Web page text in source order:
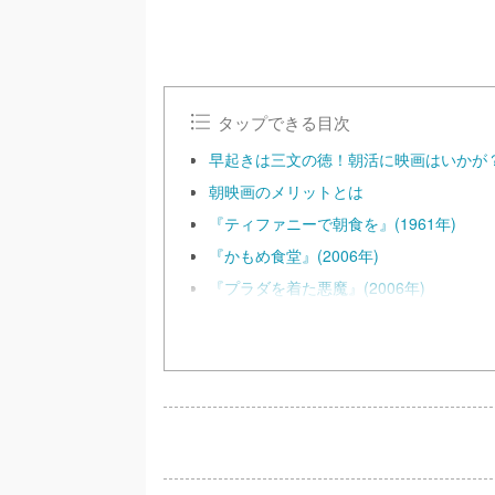
タップできる目次
早起きは三文の徳！朝活に映画はいかが
朝映画のメリットとは
『ティファニーで朝食を』(1961年)
『かもめ食堂』(2006年)
『プラダを着た悪魔』(2006年)